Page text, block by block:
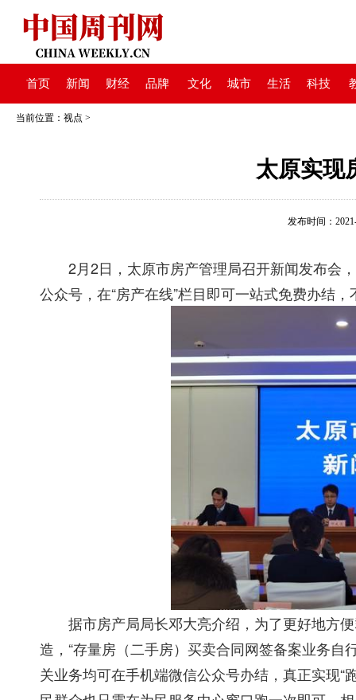
首页 新闻 财经 品牌 文化 城市 生活 科技
当前位置： 视点 >
太原实现
发布时间：
2月2日，太原市房产管理局召开新闻发布会
公众号，在“房产在线”栏目即可一站式免费办结
据市房产局局长邓大亮介绍，为了更好地方便
造，“存量房（二手房）买卖合同网签备案业务自
关业务均可在手机端微信公众号办结，真正实现“